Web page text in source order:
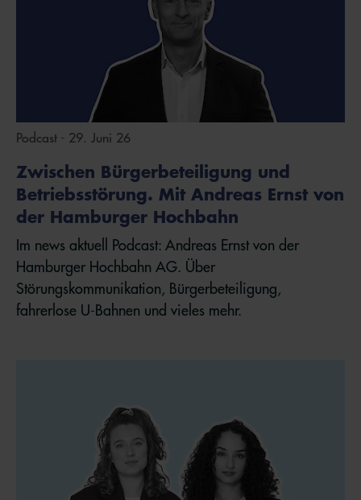
Podcast - 29. Juni 26
Zwischen Bürgerbeteiligung und
Betriebsstörung. Mit Andreas Ernst von
der Hamburger Hochbahn
Im news aktuell Podcast: Andreas Ernst von der
Hamburger Hochbahn AG. Über
Störungskommunikation, Bürgerbeteiligung,
fahrerlose U-Bahnen und vieles mehr.